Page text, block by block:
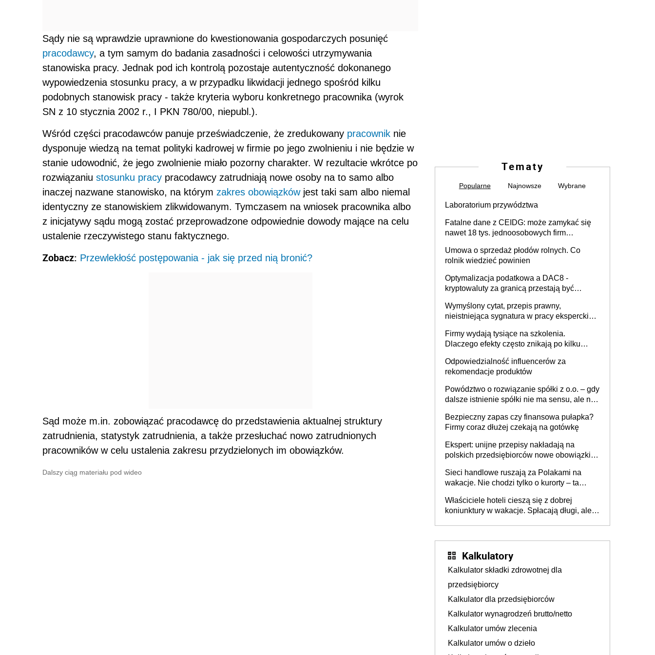
Sądy nie są wprawdzie uprawnione do kwestionowania gospodarczych posunięć
pracodawcy, a tym samym do badania zasadności i celowości utrzymywania
stanowiska pracy. Jednak pod ich kontrolą pozostaje autentyczność dokonanego
wypowiedzenia stosunku pracy, a w przypadku likwidacji jednego spośród kilku
podobnych stanowisk pracy - także kryteria wyboru konkretnego pracownika (wyrok
SN z 10 stycznia 2002 r., I PKN 780/00, niepubl.).
Wśród części pracodawców panuje przeświadczenie, że zredukowany pracownik nie
dysponuje wiedzą na temat polityki kadrowej w firmie po jego zwolnieniu i nie będzie w
stanie udowodnić, że jego zwolnienie miało pozorny charakter. W rezultacie wkrótce po
rozwiązaniu stosunku pracy pracodawcy zatrudniają nowe osoby na to samo albo
inaczej nazwane stanowisko, na którym zakres obowiązkówjest taki sam albo niemal
identyczny ze stanowiskiem zlikwidowanym. Tymczasem na wniosek pracownika albo
z inicjatywy sądu mogą zostać przeprowadzone odpowiednie dowody mające na celu
ustalenie rzeczywistego stanu faktycznego.
Zobacz: Przewlekłość postępowania - jak się przed nią bronić?
Sąd może m.in. zobowiązać pracodawcę do przedstawienia aktualnej struktury
zatrudnienia, statystyk zatrudnienia, a także przesłuchać nowo zatrudnionych
pracowników w celu ustalenia zakresu przydzielonych im obowiązków.
Dalszy ciąg materiału pod wideo
Tematy
Popularne Najnowsze Wybrane
Laboratorium przywództwa
Fatalne dane z CEIDG: może zamykać się
nawet 18 tys. jednoosobowych firm
Umowa o sprzedaż płodów rolnych. Co
rolnik wiedzieć powinien
Optymalizacja podatkowa a DAC8 -
kryptowaluty za granicą przestają być
Wymyślony cytat, przepis prawny,
nieistniejąca sygnatura w pracy eksperckiej -
firmie
Firmy wydają tysiące na szkolenia.
Dlaczego efekty często znikają po kilku
Odpowiedzialność influencerów za
rekomendacje produktów
Powództwo o rozwiązanie spółki z o.o. – gdy
dalsze istnienie spółki nie ma sensu, ale nie
Bezpieczny zapas czy finansowa pułapka?
Firmy coraz dłużej czekają na gotówkę
Ekspert: unijne przepisy nakładają na
polskich przedsiębiorców nowe obowiązki w
Sieci handlowe ruszają za Polakami na
wakacje. Nie chodzi tylko o kurorty – ta
tam, gdzie wielu spędzi urlop po cichu
Właściciele hoteli cieszą się z dobrej
koniunktury w wakacje. Spłacają długi, ale
Kalkulatory
Kalkulator składki zdrowotnej dla
przedsiębiorcy
Kalkulator dla przedsiębiorców
Kalkulator wynagrodzeń brutto/netto
Kalkulator umów zlecenia
Kalkulator umów o dzieło